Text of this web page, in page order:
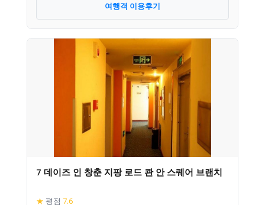
여행객 이용후기
7 데이즈 인 창춘 지팡 로드 콴 안 스퀘어 브랜치
★ 평점 7.6